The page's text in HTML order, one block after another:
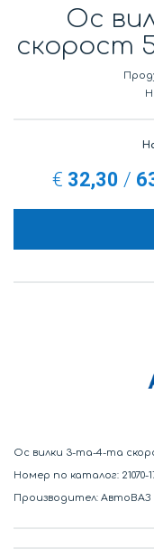
Ос
скорост
€ 32,30 /
Ос вилки 3-та-4-та
Номер по каталог: 21070-
Производител: АвтоВАЗ